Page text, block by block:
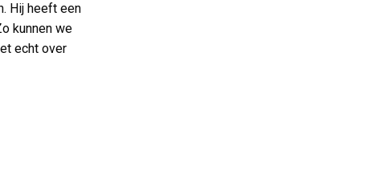
Hij heeft een
kunnen we
echt over